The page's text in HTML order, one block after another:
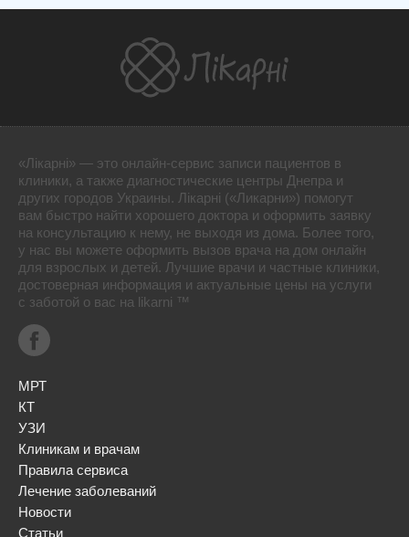
«Лікарні» — это онлайн-сервис записи пациентов в
клиники, а также диагностические центры Днепра и
других городов Украины. Лікарні («Ликарни») помогут
вам быстро найти хорошего доктора и оформить заявку
на консультацию к нему, не выходя из дома. Более того,
у нас вы можете оформить вызов врача на дом онлайн
для взрослых и детей. Лучшие врачи и частные клиники,
достоверная информация и актуальные цены на услуги
с заботой о вас на likarni ™
МРТ
КТ
УЗИ
Клиникам и врачам
Правила сервиса
Лечение заболеваний
Новости
Статьи